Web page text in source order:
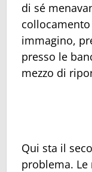
di sé
immagino,
presso le
mezzo di
Qui sta il
problema.